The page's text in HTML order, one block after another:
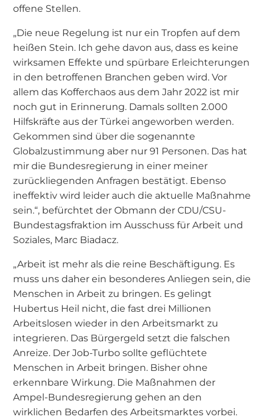
offene Stellen.
„Die neue Regelung ist nur ein Tropfen auf dem
heißen Stein. Ich gehe davon aus, dass es keine
wirksamen Effekte und spürbare Erleichterungen
in den betroffenen Branchen geben wird. Vor
allem das Kofferchaos aus dem Jahr 2022 ist mir
noch gut in Erinnerung. Damals sollten 2.000
Hilfskräfte aus der Türkei angeworben werden.
Gekommen sind über die sogenannte
Globalzustimmung aber nur 91 Personen. Das hat
mir die Bundesregierung in einer meiner
zurückliegenden Anfragen bestätigt. Ebenso
ineffektiv wird leider auch die aktuelle Maßnahme
sein.“, befürchtet der Obmann der CDU/CSU-
Bundestagsfraktion im Ausschuss für Arbeit und
Soziales, Marc Biadacz.
„Arbeit ist mehr als die reine Beschäftigung. Es
muss uns daher ein besonderes Anliegen sein, die
Menschen in Arbeit zu bringen. Es gelingt
Hubertus Heil nicht, die fast drei Millionen
Arbeitslosen wieder in den Arbeitsmarkt zu
integrieren. Das Bürgergeld setzt die falschen
Anreize. Der Job-Turbo sollte geflüchtete
Menschen in Arbeit bringen. Bisher ohne
erkennbare Wirkung. Die Maßnahmen der
Ampel-Bundesregierung gehen an den
wirklichen Bedarfen des Arbeitsmarktes vorbei.